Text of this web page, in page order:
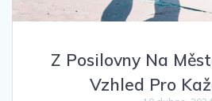
Z Posilovny Na
Vzhled Pro